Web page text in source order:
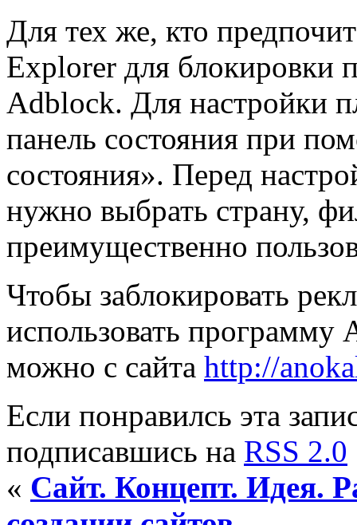
Для тех же, кто
Explorer для блокировки
Adblock. Для настройки
панель состояния при
состояния». Перед
нужно выбрать страну,
преимущественно
Чтобы заблокировать
использовать программу
можно с сайта http://
Если понравилсь эта
подписавшись на RSS 2.0
« Сайт. Концепт. Идея.